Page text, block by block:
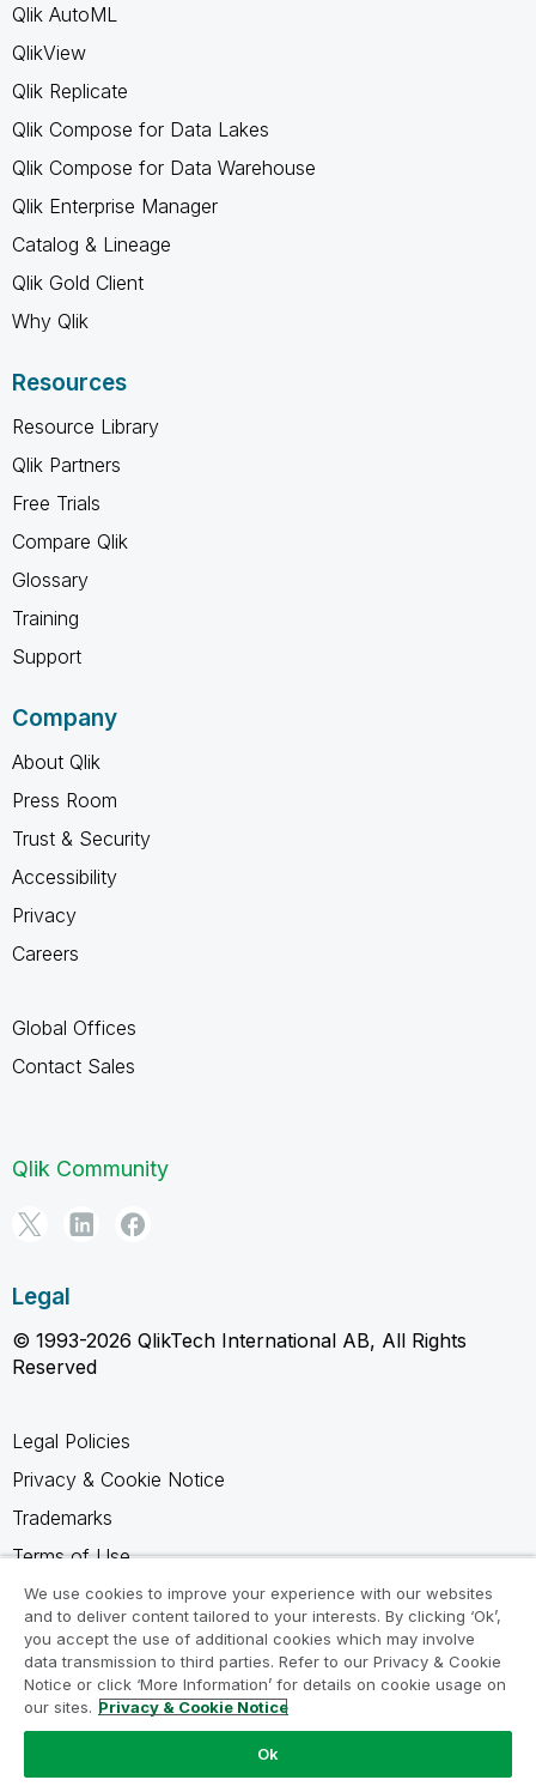
Qlik AutoML
QlikView
Qlik Replicate
Qlik Compose for Data Lakes
Qlik Compose for Data Warehouse
Qlik Enterprise Manager
Catalog & Lineage
Qlik Gold Client
Why Qlik
Resources
Resource Library
Qlik Partners
Free Trials
Compare Qlik
Glossary
Training
Support
Company
About Qlik
Press Room
Trust & Security
Accessibility
Privacy
Careers
Global Offices
Contact Sales
Qlik Community
Legal
© 1993-2026 QlikTech International AB, All Rights
Reserved
Legal Policies
Privacy & Cookie Notice
Trademarks
Terms of Use
Legal Agreements
Product Terms
Do not share my info
We use cookies to improve your experience with our websites
and to deliver content tailored to your interests. By clicking ‘Ok’,
you accept the use of additional cookies which may involve
data transmission to third parties. Refer to our Privacy & Cookie
Notice or click ‘More Information’ for details on cookie usage on
our sites. Privacy & Cookie Notice
Ok